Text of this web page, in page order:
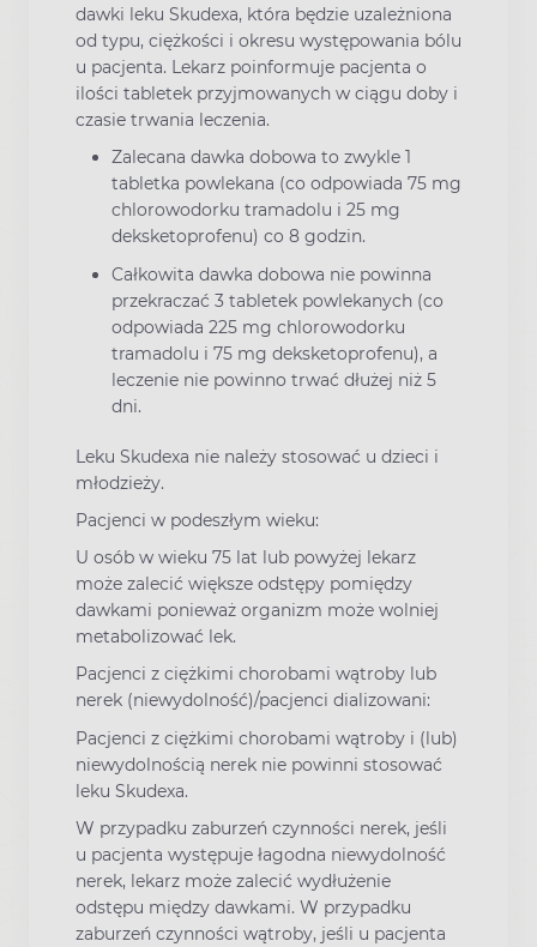
dawki leku Skudexa, która będzie uzależniona
od typu, ciężkości i okresu występowania bólu
u pacjenta. Lekarz poinformuje pacjenta o
ilości tabletek przyjmowanych w ciągu doby i
czasie trwania leczenia.
Zalecana dawka dobowa to zwykle 1
tabletka powlekana (co odpowiada 75 mg
chlorowodorku tramadolu i 25 mg
deksketoprofenu) co 8 godzin.
Całkowita dawka dobowa nie powinna
przekraczać 3 tabletek powlekanych (co
odpowiada 225 mg chlorowodorku
tramadolu i 75 mg deksketoprofenu), a
leczenie nie powinno trwać dłużej niż 5
dni.
Leku Skudexa nie należy stosować u dzieci i
młodzieży.
Pacjenci w podeszłym wieku:
U osób w wieku 75 lat lub powyżej lekarz
może zalecić większe odstępy pomiędzy
dawkami ponieważ organizm może wolniej
metabolizować lek.
Pacjenci z ciężkimi chorobami wątroby lub
nerek (niewydolność)/pacjenci dializowani:
Pacjenci z ciężkimi chorobami wątroby i (lub)
niewydolnością nerek nie powinni stosować
leku Skudexa.
W przypadku zaburzeń czynności nerek, jeśli
u pacjenta występuje łagodna niewydolność
nerek, lekarz może zalecić wydłużenie
odstępu między dawkami. W przypadku
zaburzeń czynności wątroby, jeśli u pacjenta